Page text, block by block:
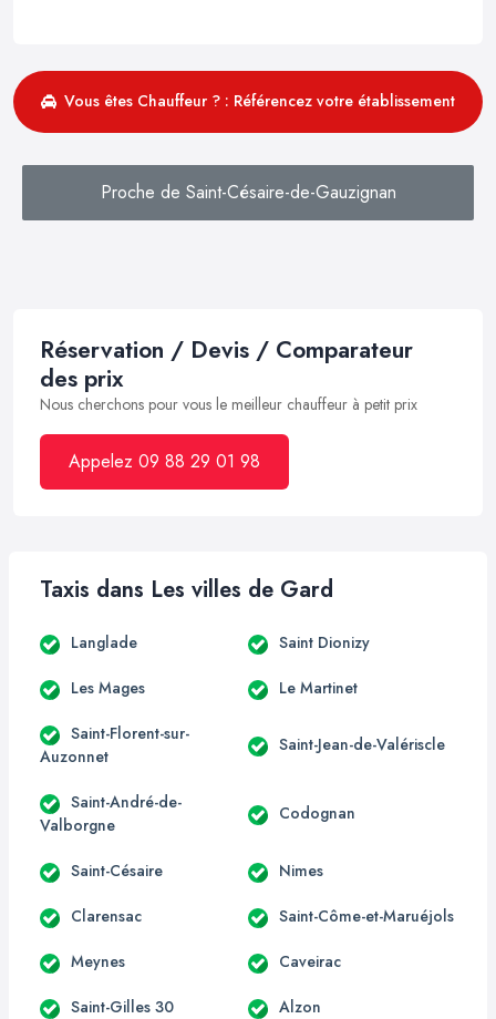
Vous êtes Chauffeur ? : Référencez votre établissement
Proche de Saint-Césaire-de-Gauzignan
Réservation / Devis / Comparateur
des prix
Nous cherchons pour vous le meilleur chauffeur à petit prix
Appelez 09 88 29 01 98
Taxis dans Les villes de Gard
Langlade Saint Dionizy
Les Mages Le Martinet
Saint-Florent-sur-
Auzonnet
Saint-Jean-de-Valériscle
Saint-André-de-
Valborgne
Codognan
Saint-Césaire Nimes
Clarensac Saint-Côme-et-Maruéjols
Meynes Caveirac
Saint-Gilles 30 Alzon